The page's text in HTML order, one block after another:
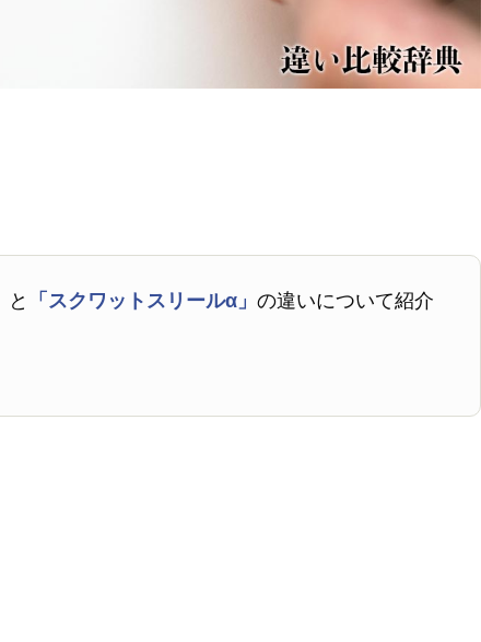
と 「スクワットスリールα」の違いについて紹介